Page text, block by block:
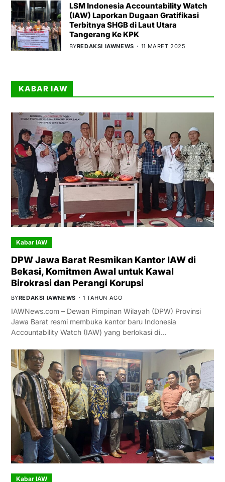
LSM Indonesia Accountability Watch
(IAW) Laporkan Dugaan Gratifikasi
Terbitnya SHGB di Laut Utara
Tangerang Ke KPK
BYREDAKSI IAWNEWS 11 MARET 2025
KABAR IAW
Kabar IAW
DPW Jawa Barat Resmikan Kantor IAW di
Bekasi, Komitmen Awal untuk Kawal
Birokrasi dan Perangi Korupsi
BYREDAKSI IAWNEWS 1 TAHUN AGO
IAWNews.com – Dewan Pimpinan Wilayah (DPW) Provinsi
Jawa Barat resmi membuka kantor baru Indonesia
Accountability Watch (IAW) yang berlokasi di…
Kabar IAW